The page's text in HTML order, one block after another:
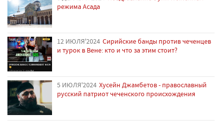
режима Асада
12 ИЮЛЯ'2024 Сирийские банды против чеченцев
и турок в Вене: кто и что за этим стоит?
5 ИЮЛЯ'2024 Хусейн Джамбетов - православный
русский патриот чеченского происхождения